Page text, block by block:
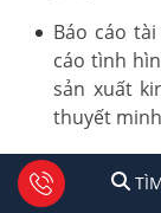
Báo cáo
cáo tình
sản xuất
thuyết
Báo cáo
theo quy
TÌM
1